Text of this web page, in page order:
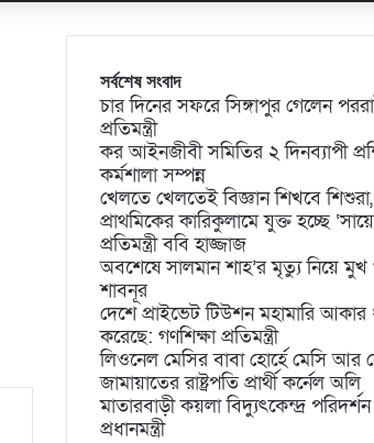
সর্বশেষ সংবাদ
চার দিনের সফরে সিঙ্গাপুর গেলেন
প্রতিমন্ত্রী
কর আইনজীবী সমিতির ২ দিনব্যাপী
কর্মশালা সম্পন্ন
খেলতে খেলতেই বিজ্ঞান শিখবে শিশুরা,
প্রাথমিকের কারিকুলামে যুক্ত হচ্ছে
প্রতিমন্ত্রী ববি হাজ্জাজ
অবশেষে সালমান শাহ’র মৃত্যু নিয়ে
শাবনূর
দেশে প্রাইভেট টিউশন মহামারি আকার
করেছে: গণশিক্ষা প্রতিমন্ত্রী
লিওনেল মেসির বাবা হোর্হে মেসি আর
জামায়াতের রাষ্ট্রপতি প্রার্থী কর্নেল অলি
মাতারবাড়ী কয়লা বিদ্যুৎকেন্দ্র
প্রধানমন্ত্রী